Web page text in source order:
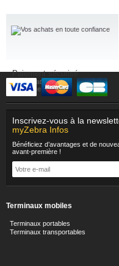
Paiement sécurisé
Vos achats en toute
confiance
Inscrivez-vous à la
myZebra Infos
Bénéficiez d’avantages et de
avant-première !
Terminaux mobiles
Terminaux portables
Terminaux transportables